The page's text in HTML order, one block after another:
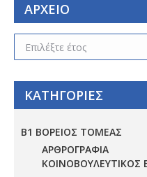
ΑΡΧΕΙΟ
ΑΡΧΕΙΟ
ΚΑΤΗΓΟΡΙΕΣ
Β1 ΒΟΡΕΙΟΣ ΤΟΜΕΑΣ
ΑΡΘΡΟΓΡΑΦΙΑ
ΚΟΙΝΟΒΟΥΛΕΥΤΙΚΟΣ